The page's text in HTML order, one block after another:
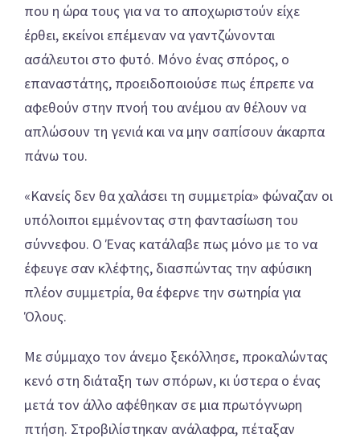
που η ώρα τους για να το αποχωριστούν είχε
έρθει, εκείνοι επέμεναν να γαντζώνονται
ασάλευτοι στο φυτό. Μόνο ένας σπόρος, ο
επαναστάτης, προειδοποιούσε πως έπρεπε να
αφεθούν στην πνοή του ανέμου αν θέλουν να
απλώσουν τη γενιά και να μην σαπίσουν άκαρπα
πάνω του.
«Κανείς δεν θα χαλάσει τη συμμετρία» φώναζαν οι
υπόλοιποι εμμένοντας στη φαντασίωση του
σύννεφου. Ο Ένας κατάλαβε πως μόνο με το να
έφευγε σαν κλέφτης, διασπώντας την αφύσικη
πλέον συμμετρία, θα έφερνε την σωτηρία για
Όλους.
Με σύμμαχο τον άνεμο ξεκόλλησε, προκαλώντας
κενό στη διάταξη των σπόρων, κι ύστερα ο ένας
μετά τον άλλο αφέθηκαν σε μια πρωτόγνωρη
πτήση. Στροβιλίστηκαν ανάλαφρα, πέταξαν